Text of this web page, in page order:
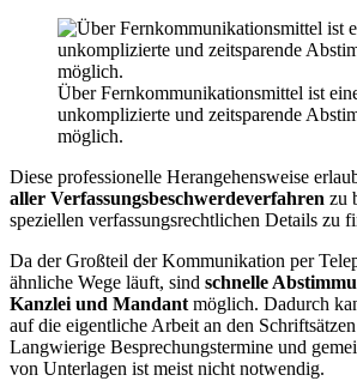
Über Fernkommunikationsmittel ist
unkomplizierte und zeitsparende
möglich.
Diese professionelle Herangehensweise
aller Verfassungsbeschwerdeverfahren zu
speziellen verfassungsrechtlichen Details zu
Da der Großteil der Kommunikation per
ähnliche Wege läuft, sind schnelle
Kanzlei und Mandant möglich. Dadurch
auf die eigentliche Arbeit an den
Langwierige Besprechungstermine und
von Unterlagen ist meist nicht notwendig.